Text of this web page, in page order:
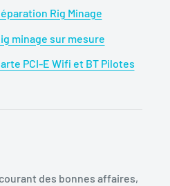
Rig Minage
minage sur mesure
PCI-E Wifi et BT Pilotes
des bonnes affaires,